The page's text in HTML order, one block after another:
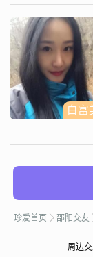
白富
珍爱首页 邵阳交友
周边